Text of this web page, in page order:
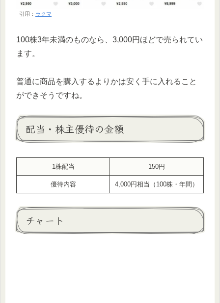
引用： ラクマ
100株3年未満のものなら、3,000円ほどで売られてい
ます。
普通に商品を購入するよりかは安く手に入れること
ができそうですね。
配当・株主優待の金額
1株配当 150円
優待内容 4,000円相当（100株・年間）
チャート